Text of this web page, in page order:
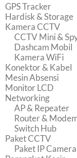
GPS Tracker
Hardisk & Storage
Kamera CCTV
CCTV Mini &
Dashcam Mobil
Kamera WiFi
Konektor & Kabel
Mesin Absensi
Monitor LCD
Networking
AP & Repeater
Router &
Switch Hub
Paket CCTV
Paket IP Camera